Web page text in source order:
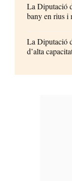
La Diputació
bany en rius i
La Diputació
d’alta